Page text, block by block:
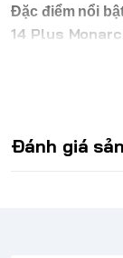
Đặc điểm nổi
14 Plus
Được chế tạo
đầu, Monarch
Dòng sản phẩm
Chống rơi (6 mét).
Đánh giá